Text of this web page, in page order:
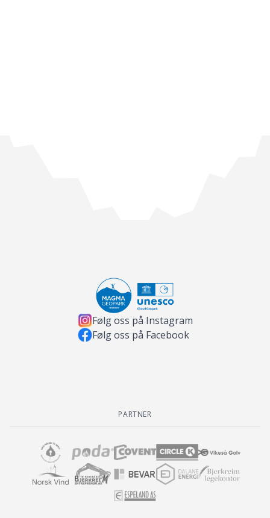
Følg oss på Instagram
Følg oss på Facebook
PARTNER